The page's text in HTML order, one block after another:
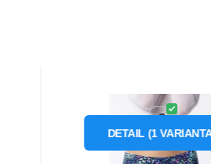
Dámske
Illusion Classic
Julimex
Kód:P69671
Kód dod.:94511
Záruka2 roky
od10.33 €
Skladom 2
ks
S
DETAIL (1
Dámske nohavičky
strihu- zdobené farebnou